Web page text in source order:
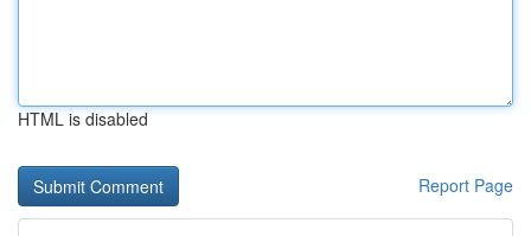
HTML is disabled
Report Page